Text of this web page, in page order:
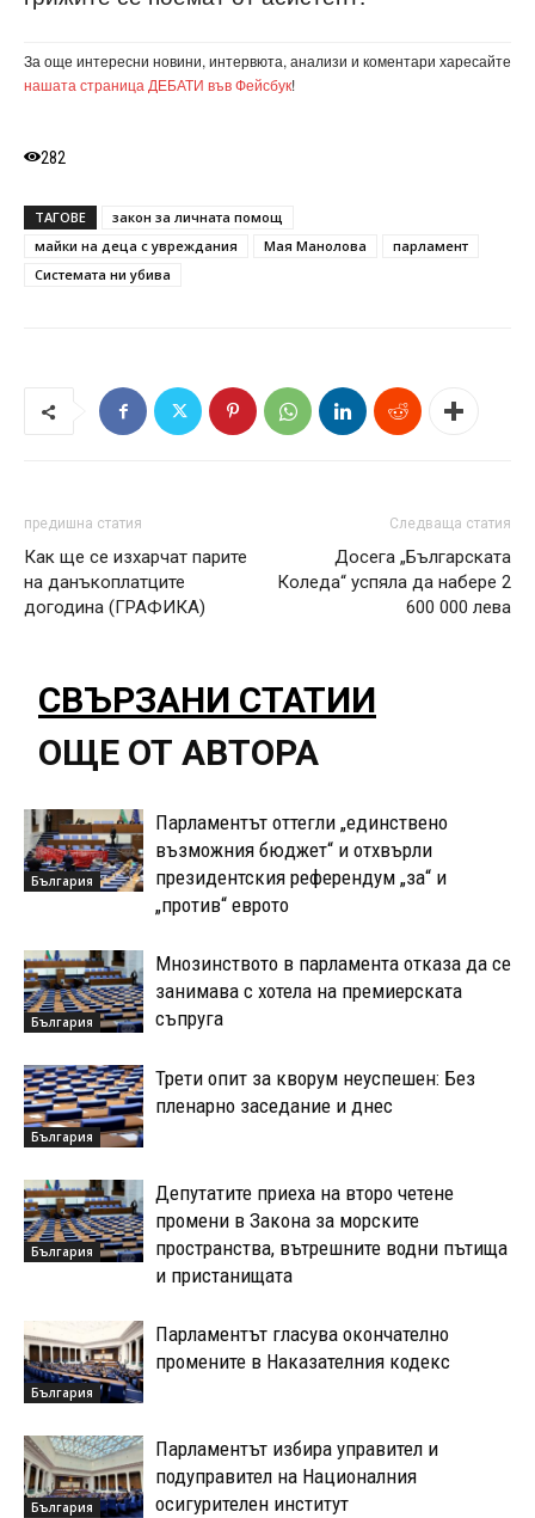
За още интересни новини, интервюта, анализи и коментари харесайте
нашата страница ДЕБАТИ във Фейсбук!
282
ТАГОВЕ
закон за личната помощ
майки на деца с увреждания
Мая Манолова
парламент
Системата ни убива
предишна статия
Как ще се изхарчат парите
на данъкоплатците
догодина (ГРАФИКА)
Следваща статия
Досега „Българската
Коледа“ успяла да набере 2
600 000 лева
СВЪРЗАНИ СТАТИИ
ОЩЕ ОТ АВТОРА
България
Парламентът оттегли „единствено
възможния бюджет“ и отхвърли
президентския референдум „за“ и
„против“ еврото
България
Мнозинството в парламента отказа да се
занимава с хотела на премиерската
съпруга
България
Трети опит за кворум неуспешен: Без
пленарно заседание и днес
България
Депутатите приеха на второ четене
промени в Закона за морските
пространства, вътрешните водни пътища
и пристанищата
България
Парламентът гласува окончателно
промените в Наказателния кодекс
България
Парламентът избира управител и
подуправител на Националния
осигурителен институт